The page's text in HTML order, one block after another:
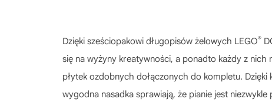
Dzięki sześciopakowi długopisów żelowych LEGO®
się na wyżyny kreatywności, a ponadto każdy z
płytek ozdobnych dołączonych do kompletu. Dzięki
wygodna nasadka sprawiają, że pianie jest